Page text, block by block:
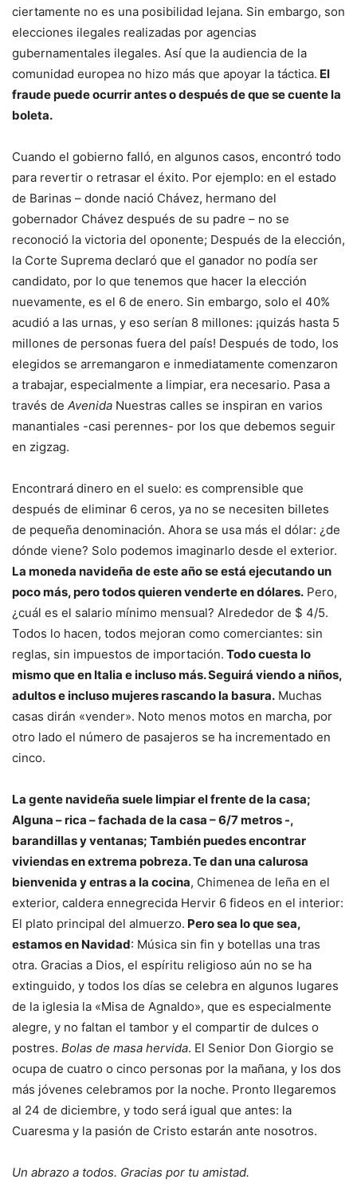
ciertamente no es una posibilidad lejana. Sin embargo, son
elecciones ilegales realizadas por agencias
gubernamentales ilegales. Así que la audiencia de la
comunidad europea no hizo más que apoyar la táctica. El
fraude puede ocurrir antes o después de que se cuente la
boleta.
Cuando el gobierno falló, en algunos casos, encontró todo
para revertir o retrasar el éxito. Por ejemplo: en el estado
de Barinas – donde nació Chávez, hermano del
gobernador Chávez después de su padre – no se
reconoció la victoria del oponente; Después de la elección,
la Corte Suprema declaró que el ganador no podía ser
candidato, por lo que tenemos que hacer la elección
nuevamente, es el 6 de enero. Sin embargo, solo el 40%
acudió a las urnas, y eso serían 8 millones: ¡quizás hasta 5
millones de personas fuera del país! Después de todo, los
elegidos se arremangaron e inmediatamente comenzaron
a trabajar, especialmente a limpiar, era necesario. Pasa a
través de Avenida Nuestras calles se inspiran en varios
manantiales -casi perennes- por los que debemos seguir
en zigzag.
Encontrará dinero en el suelo: es comprensible que
después de eliminar 6 ceros, ya no se necesiten billetes
de pequeña denominación. Ahora se usa más el dólar: ¿de
dónde viene? Solo podemos imaginarlo desde el exterior.
La moneda navideña de este año se está ejecutando un
poco más, pero todos quieren venderte en dólares. Pero,
¿cuál es el salario mínimo mensual? Alrededor de $ 4/5.
Todos lo hacen, todos mejoran como comerciantes: sin
reglas, sin impuestos de importación. Todo cuesta lo
mismo que en Italia e incluso más. Seguirá viendo a niños,
adultos e incluso mujeres rascando la basura. Muchas
casas dirán «vender». Noto menos motos en marcha, por
otro lado el número de pasajeros se ha incrementado en
cinco.
La gente navideña suele limpiar el frente de la casa;
Alguna – rica – fachada de la casa – 6/7 metros -,
barandillas y ventanas; También puedes encontrar
viviendas en extrema pobreza. Te dan una calurosa
bienvenida y entras a la cocina, Chimenea de leña en el
exterior, caldera ennegrecida Hervir 6 fideos en el interior:
El plato principal del almuerzo. Pero sea lo que sea,
estamos en Navidad: Música sin fin y botellas una tras
otra. Gracias a Dios, el espíritu religioso aún no se ha
extinguido, y todos los días se celebra en algunos lugares
de la iglesia la «Misa de Agnaldo», que es especialmente
alegre, y no faltan el tambor y el compartir de dulces o
postres. Bolas de masa hervida. El Senior Don Giorgio se
ocupa de cuatro o cinco personas por la mañana, y los dos
más jóvenes celebramos por la noche. Pronto llegaremos
al 24 de diciembre, y todo será igual que antes: la
Cuaresma y la pasión de Cristo estarán ante nosotros.
Un abrazo a todos. Gracias por tu amistad.